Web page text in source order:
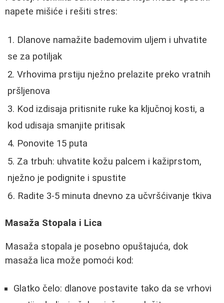
napete mišiće i rešiti stres:
Dlanove namažite bademovim uljem i uhvatite
se za potiljak
Vrhovima prstiju nježno prelazite preko vratnih
pršljenova
Kod izdisaja pritisnite ruke ka ključnoj kosti, a
kod udisaja smanjite pritisak
Ponovite 15 puta
Za trbuh: uhvatite kožu palcem i kažiprstom,
nježno je podignite i spustite
Radite 3-5 minuta dnevno za učvršćivanje tkiva
Masaža Stopala i Lica
Masaža stopala je posebno opuštajuća, dok
masaža lica može pomoći kod:
Glatko čelo: dlanove postavite tako da se vrhovi